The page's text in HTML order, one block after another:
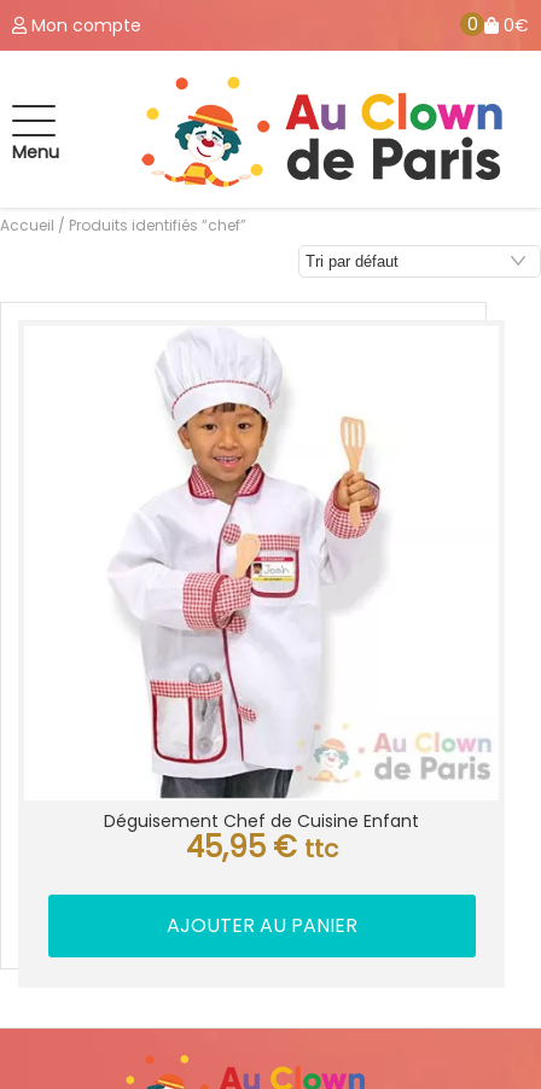
Mon compte 0 0€
Menu
Accueil / Produits identifiés “chef”
Déguisement Chef de Cuisine Enfant
45,95 € ttc
AJOUTER AU PANIER